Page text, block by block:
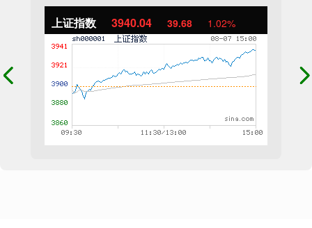
上证指数 3940.04 39.68 1.02%